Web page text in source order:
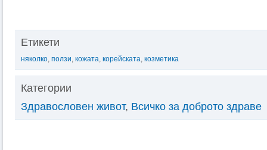
Етикети
няколко, ползи, кожата, корейската, козметика
Категории
Здравословен живот, Всичко за доброто здраве